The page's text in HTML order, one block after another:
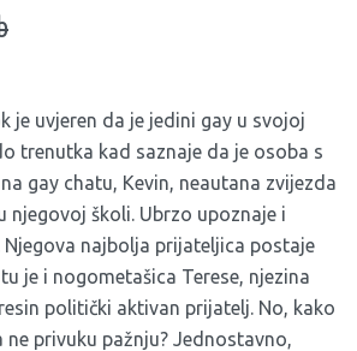
je uvjeren da je jedini gay u svojoj
trenutka kad saznaje da je osoba s
gay chatu, Kevin, neautana zvijezda
njegovoj školi. Ubrzo upoznaje i
Njegova najbolja prijateljica postaje
je i nogometašica Terese, njezina
politički aktivan prijatelj. No, kako
privuku pažnju? Jednostavno,